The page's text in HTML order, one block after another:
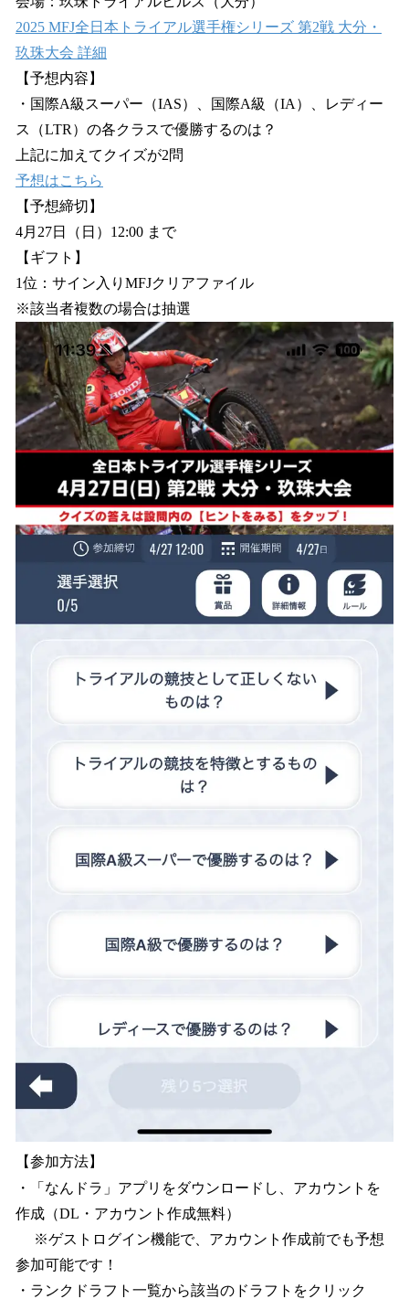
2025 MFJ全日本トライアル選手権シリーズ 第2戦 大分・
玖珠大会 詳細
【予想内容】
・国際A級スーパー（IAS）、国際A級（IA）、レディー
ス（LTR）の各クラスで優勝するのは？
上記に加えてクイズが2問
予想はこちら
【予想締切】
4月27日（日）12:00 まで
【ギフト】
1位：サイン入りMFJクリアファイル
※該当者複数の場合は抽選
【参加方法】
・「なんドラ」アプリをダウンロードし、アカウントを
作成（DL・アカウント作成無料）
※ゲストログイン機能で、アカウント作成前でも予想
参加可能です！
・ランクドラフト一覧から該当のドラフトをクリック